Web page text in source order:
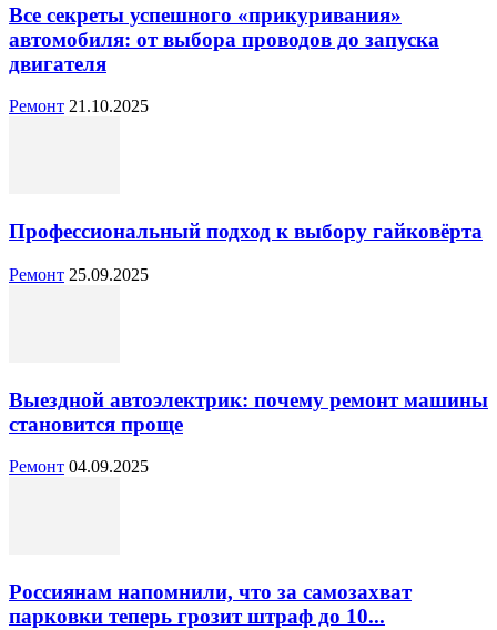
Все секреты успешного «прикуривания»
автомобиля: от выбора проводов до запуска
двигателя
Ремонт 21.10.2025
Профессиональный подход к выбору гайковёрта
Ремонт 25.09.2025
Выездной автоэлектрик: почему ремонт машины
становится проще
Ремонт 04.09.2025
Россиянам напомнили, что за самозахват
парковки теперь грозит штраф до 10...